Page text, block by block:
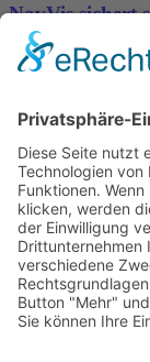
NavVis sichert
D-
physische KI
Impressum
Datenschutz
Kooperation
Werbung
Presse- und
Aktuelles